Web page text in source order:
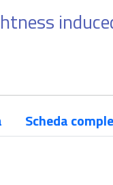
Scheda